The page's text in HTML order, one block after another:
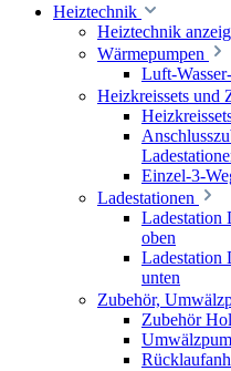
Heiztechnik
Heiztechnik
Wärmepumpen
Luft-
Heizkreissets und
Einzel-3-
Ladestationen
Ladestation
oben
Ladestation
unten
Zubehör,
Zubehör